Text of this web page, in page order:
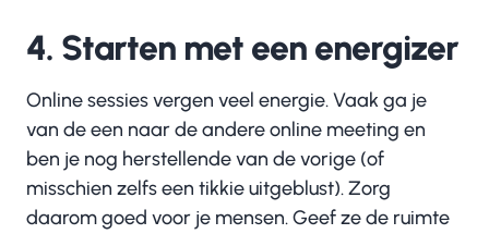
4. Starten met een energizer
Online sessies vergen veel energie. Vaak ga je
van de een naar de andere online meeting en
ben je nog herstellende van de vorige (of
misschien zelfs een tikkie uitgeblust). Zorg
daarom goed voor je mensen. Geef ze de ruimte